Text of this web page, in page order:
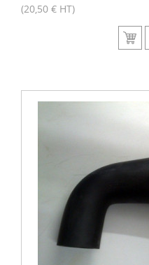
(20,50 € HT)